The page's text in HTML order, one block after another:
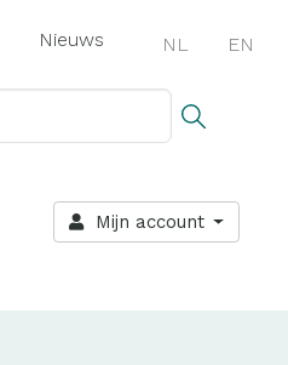
Nieuws NL EN
Mijn account